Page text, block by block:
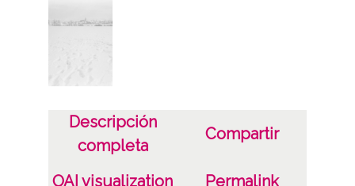
Fecha
Descripción
completa
Compartir
OAI visualization Permalink